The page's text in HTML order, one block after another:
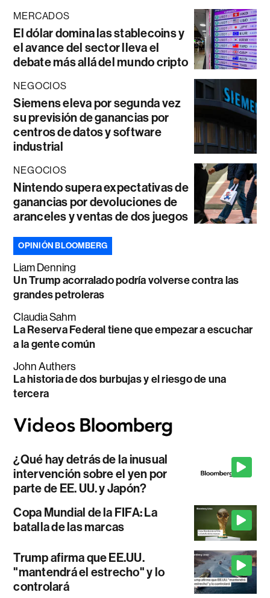
MERCADOS
El dólar domina las stablecoins y
el avance del sector lleva el
debate más allá del mundo cripto
NEGOCIOS
Siemens eleva por segunda vez
su previsión de ganancias por
centros de datos y software
industrial
NEGOCIOS
Nintendo supera expectativas de
ganancias por devoluciones de
aranceles y ventas de dos juegos
OPINIÓN BLOOMBERG
Liam Denning
Un Trump acorralado podría volverse contra las
grandes petroleras
Claudia Sahm
La Reserva Federal tiene que empezar a escuchar
a la gente común
John Authers
La historia de dos burbujas y el riesgo de una
tercera
¿Qué hay detrás de la inusual
intervención sobre el yen por
parte de EE. UU. y Japón?
Copa Mundial de la FIFA: La
batalla de las marcas
Trump afirma que EE.UU.
"mantendrá el estrecho" y lo
controlará